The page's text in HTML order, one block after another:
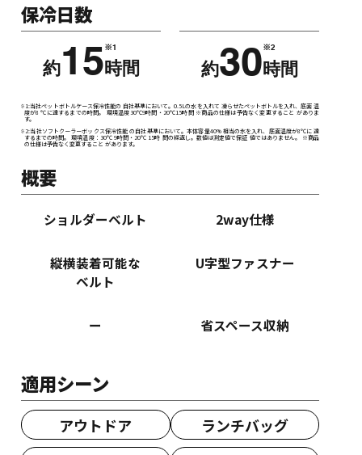
保冷日数
約15 ※1
時間 約30 ※2
時間
※1:当社ペットボトルケース保冷性能の 自社基準において。0.5Lの水を入れて 凍らせたペットボトルを入れ、底面 温
度が8 ℃に達するまでの時間。 環境温度30℃9時間・20℃15時間 ※商品の仕様は予告なく変更すること がありま
す。
※2:当社ソフトクーラーボックス保冷性能 の自社基準において。本体容量40% 相当の氷を入れ、底面温度が8℃に 達
するまでの時間。 環境温度：30℃ 9時間・20℃ 15時 間の繰返し。数値は測定値で保証 値ではありません。 ※商品
の仕様は予告なく変更すること があります。
概要
ショルダーベルト 2way仕様
縦横装着可能な
ベルト
U字型ファスナー
ー 省スペース収納
適用シーン
アウトドア
ランチバッグ